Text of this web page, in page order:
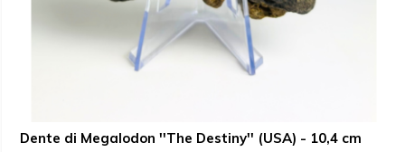
Dente di Megalodon ''The Destiny'' (USA) - 10,4 cm